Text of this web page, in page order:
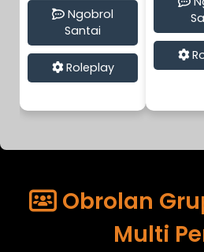
Ngobrol
Santai
Roleplay
Obrolan
Multi